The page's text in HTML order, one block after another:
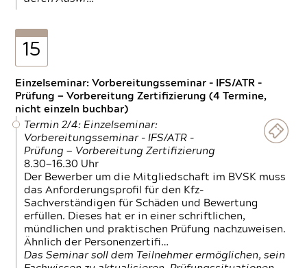
15
Einzelseminar: Vorbereitungsseminar - IFS/ATR -
Prüfung — Vorbereitung Zertifizierung (4 Termine,
nicht einzeln buchbar)
Termin 2/4: Einzelseminar:
Vorbereitungsseminar - IFS/ATR -
Prüfung — Vorbereitung Zertifizierung
8.30—16.30 Uhr
Der Bewerber um die Mitgliedschaft im BVSK muss
das Anforderungsprofil für den Kfz-
Sachverständigen für Schäden und Bewertung
erfüllen. Dieses hat er in einer schriftlichen,
mündlichen und praktischen Prüfung nachzuweisen.
Ähnlich der Personenzertifi…
Das Seminar soll dem Teilnehmer ermöglichen, sein